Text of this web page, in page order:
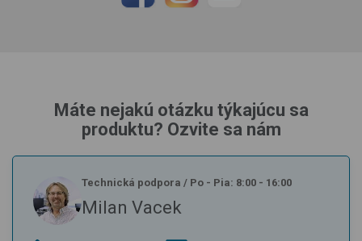
Máte nejakú otázku týkajúcu sa
produktu? Ozvite sa nám
Technická podpora / Po - Pia: 8:00 - 16:00
Milan Vacek